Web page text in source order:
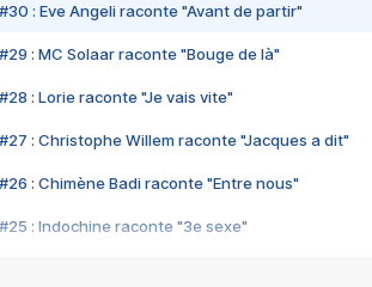
#30 : Eve Angeli raconte "Avant de partir"
#29 : MC Solaar raconte "Bouge de là"
#28 : Lorie raconte "Je vais vite"
#27 : Christophe Willem raconte "Jacques a dit"
#26 : Chimène Badi raconte "Entre nous"
#25 : Indochine raconte "3e sexe"